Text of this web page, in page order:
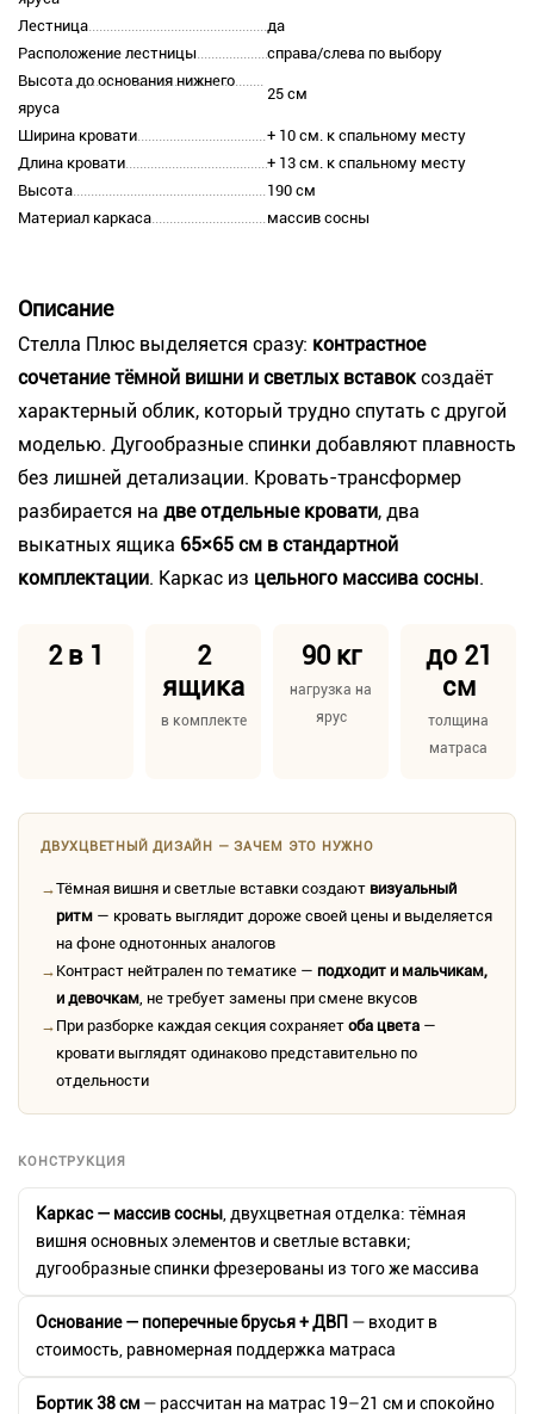
Лестница
да
Расположение лестницы
справа/слева по выбору
Высота до основания нижнего
яруса
25 см
Ширина кровати
+ 10 см. к спальному месту
Длина кровати
+ 13 см. к спальному месту
Высота
190 см
Материал каркаса
массив сосны
Описание
Стелла Плюс выделяется сразу: контрастное
сочетание тёмной вишни и светлых вставок создаёт
характерный облик, который трудно спутать с другой
моделью. Дугообразные спинки добавляют плавность
без лишней детализации. Кровать-трансформер
разбирается на две отдельные кровати, два
выкатных ящика 65×65 см в стандартной
комплектации. Каркас из цельного массива сосны.
2 в 1
2
ящика
в комплекте
90 кг
нагрузка на
ярус
до 21
см
толщина
матраса
ДВУХЦВЕТНЫЙ ДИЗАЙН — ЗАЧЕМ ЭТО НУЖНО
→Тёмная вишня и светлые вставки создают визуальный
ритм — кровать выглядит дороже своей цены и выделяется
на фоне однотонных аналогов
→ Контраст нейтрален по тематике — подходит и мальчикам,
и девочкам , не требует замены при смене вкусов
→ При разборке каждая секция сохраняет оба цвета —
кровати выглядят одинаково представительно по
отдельности
КОНСТРУКЦИЯ
Каркас — массив сосны , двухцветная отделка: тёмная
вишня основных элементов и светлые вставки;
дугообразные спинки фрезерованы из того же массива
Основание — поперечные брусья + ДВП — входит в
стоимость, равномерная поддержка матраса
Бортик 38 см — рассчитан на матрас 19–21 см и спокойно